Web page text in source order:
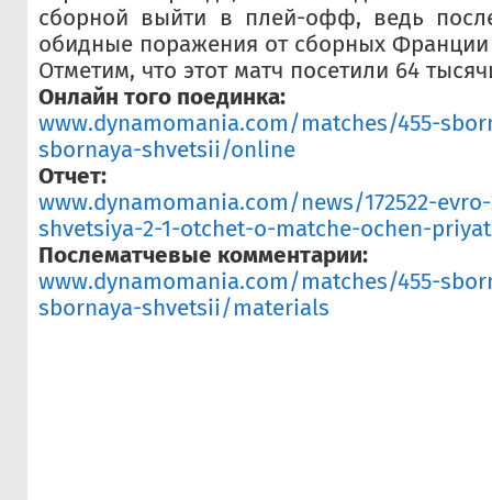
сборной выйти в плей-офф, ведь
обидные поражения от сборных Франции
Отметим, что этот матч посетили 64
Онлайн того поединка:
www.dynamomania.com/matches/455-
sbornaya-shvetsii/online
Отчет:
www.dynamomania.com/news/172522-
shvetsiya-2-1-otchet-o-matche-ochen-
Послематчевые комментарии:
www.dynamomania.com/matches/455-
sbornaya-shvetsii/materials